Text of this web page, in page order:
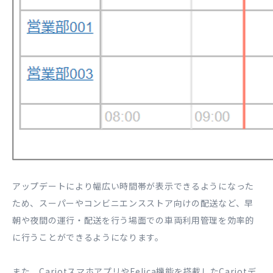
アップデートにより幅広い時間帯が表示できるようになった
ため、スーパーやコンビニエンスストア向けの配送など、早
朝や夜間の運行・配送を行う場面での車両利用管理を効率的
に行うことができるようになります。